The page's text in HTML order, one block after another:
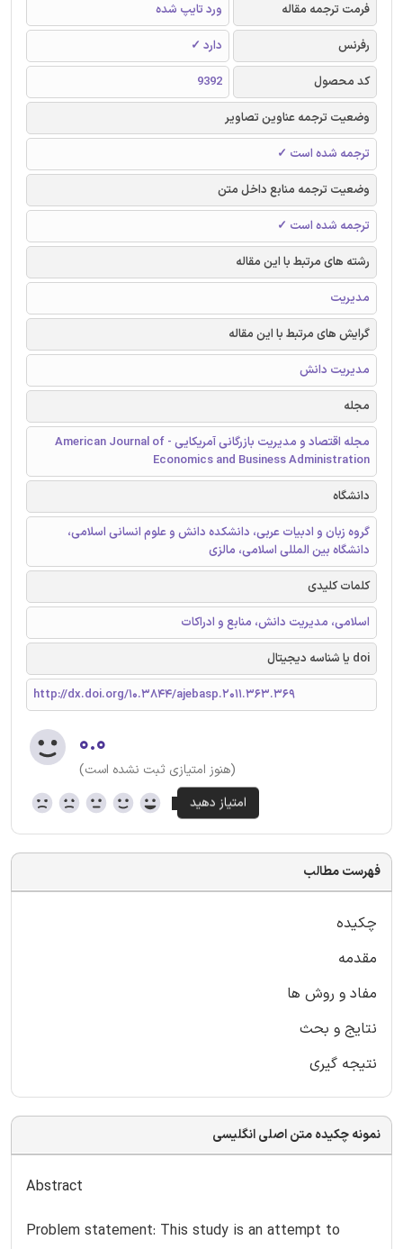
فرمت ترجمه مقاله
ورد تایپ شده
رفرنس
دارد ✓
کد محصول
9392
وضعیت ترجمه عناوین تصاویر
ترجمه شده است ✓
وضعیت ترجمه منابع داخل متن
ترجمه شده است ✓
رشته های مرتبط با این مقاله
مدیریت
گرایش های مرتبط با این مقاله
مدیریت دانش
مجله
مجله اقتصاد و مدیریت بازرگانی آمریکایی - American Journal of
Economics and Business Administration
دانشگاه
گروه زبان و ادبیات عربی، دانشکده دانش و علوم انسانی اسلامی،
دانشگاه بین المللی اسلامی، مالزی
کلمات کلیدی
اسلامی، مدیریت دانش، منابع و ادراکات
doi یا شناسه دیجیتال
http://dx.doi.org/10.3844/ajebasp.2011.363.369
۰.۰
(هنوز امتیازی ثبت نشده است)
فهرست مطالب
چکیده
مقدمه
مفاد و روش ها
نتایج و بحث
نتیجه گیری
نمونه چکیده متن اصلی انگلیسی
Abstract
Problem statement: This study is an attempt to